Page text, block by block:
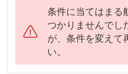
条件に当てはまる
つかりませんでし
が、条件を変えて
い。